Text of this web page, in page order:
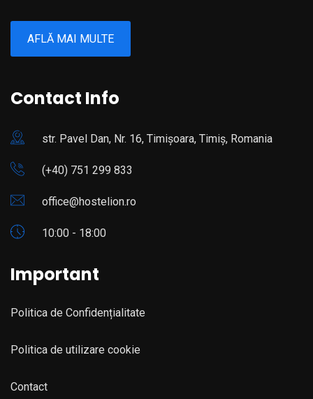
AFLĂ MAI MULTE
Contact Info
str. Pavel Dan, Nr. 16, Timișoara, Timiș, Romania
(+40) 751 299 833
office@hostelion.ro
10:00 - 18:00
Important
Politica de Confidențialitate
Politica de utilizare cookie
Contact